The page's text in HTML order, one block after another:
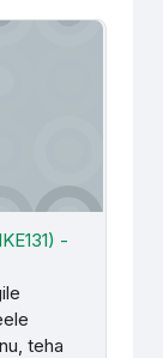
- M.
-
teha